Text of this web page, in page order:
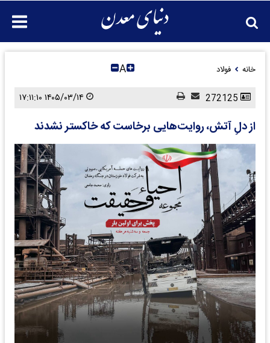
خانه فولاد A
از دلِ آتش، روایت‌هایی برخاست که خاکستر نشدند